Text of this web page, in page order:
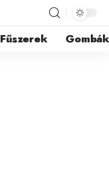
Fűszerek Gombák